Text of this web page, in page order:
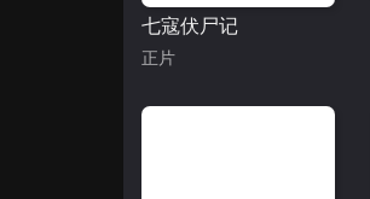
七寇伏尸记
正片